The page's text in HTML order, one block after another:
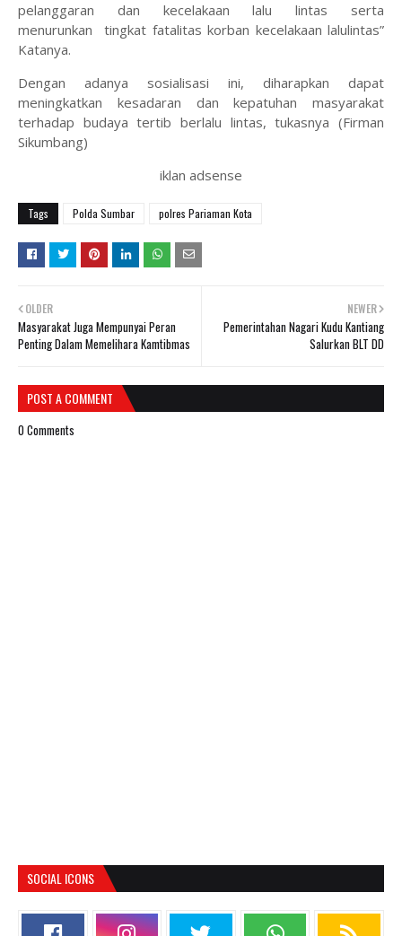
pelanggaran dan kecelakaan lalu lintas serta
menurunkan tingkat fatalitas korban kecelakaan lalulintas”
Katanya.
Dengan adanya sosialisasi ini, diharapkan dapat
meningkatkan kesadaran dan kepatuhan masyarakat
terhadap budaya tertib berlalu lintas, tukasnya (Firman
Sikumbang)
iklan adsense
Tags Polda Sumbar polres Pariaman Kota
NEWER
Pemerintahan Nagari Kudu Kantiang
Salurkan BLT DD
OLDER
Masyarakat Juga Mempunyai Peran
Penting Dalam Memelihara Kamtibmas
POST A COMMENT
0 Comments
SOCIAL ICONS